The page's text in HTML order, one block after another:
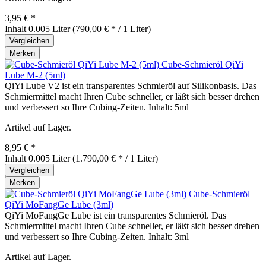
3,95 € *
Inhalt 0.005 Liter(790,00 € * / 1 Liter)
Vergleichen
Merken
Cube-Schmieröl QiYi
Lube M-2 (5ml)
QiYi Lube V2 ist ein transparentes Schmieröl auf Silikonbasis. Das
Schmiermittel macht Ihren Cube schneller, er läßt sich besser drehen
und verbessert so Ihre Cubing-Zeiten. Inhalt: 5ml
Artikel auf Lager.
8,95 € *
Inhalt 0.005 Liter(1.790,00 € * / 1 Liter)
Vergleichen
Merken
Cube-Schmieröl
QiYi MoFangGe Lube (3ml)
QiYi MoFangGe Lube ist ein transparentes Schmieröl. Das
Schmiermittel macht Ihren Cube schneller, er läßt sich besser drehen
und verbessert so Ihre Cubing-Zeiten. Inhalt: 3ml
Artikel auf Lager.